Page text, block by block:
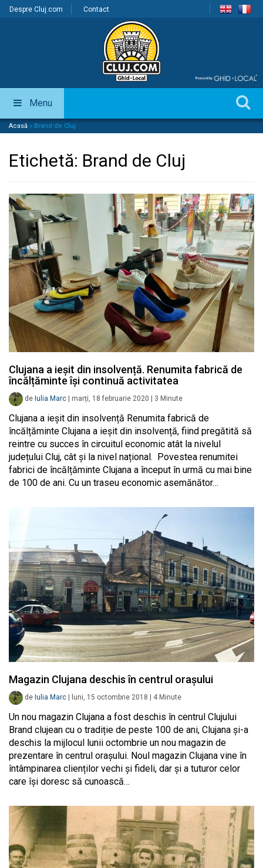
Despre Cluj.com Contact
Menu
Acasă » Brand de Cluj
Etichetă: Brand de Cluj
Clujana a ieșit din insolvență. Renumita fabrică de
încălțăminte își continuă activitatea
de Iulia Marc marți, 18 februarie 2020 3 Minute
Clujana a ieșit din insolvență Renumita fabrică de
încălțăminte Clujana a ieșit din insolvență, fiind pregătită să
reintre cu succes în circuitul economic atât la nivelul
județului Cluj, cât și la nivel național. Povestea renumitei
fabrici de încălțăminte Clujana a început în urmă cu mai bine
de 100 de ani. Cu un traseu economic asemănător…
Magazin Clujana deschis în centrul orașului
de Iulia Marc luni, 15 octombrie 2018 4 Minute
Un nou magazin Clujana a fost deschis în centrul Clujului
Brand clujean cu o tradiție de peste 100 de ani, Clujana și-a
deschis la mijlocul lunii octombrie un nou magazin de
prezentare în centrul orașului. Noul magazin Clujana vine în
întâmpinarea clienților vechi și fideli, dar și a tuturor celor
care își doresc să cunoască…